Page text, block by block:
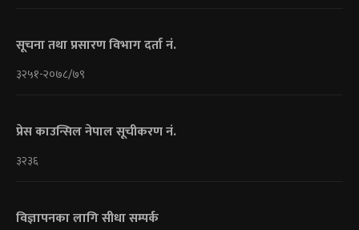
सूचना तथा प्रसारण विभाग दर्ता नं.
३२५१-२०७८/७९
प्रेस काउन्सिल नेपाल सूचीकरण नं.
३२३६
विज्ञापनका लागि सीधा सम्पर्क